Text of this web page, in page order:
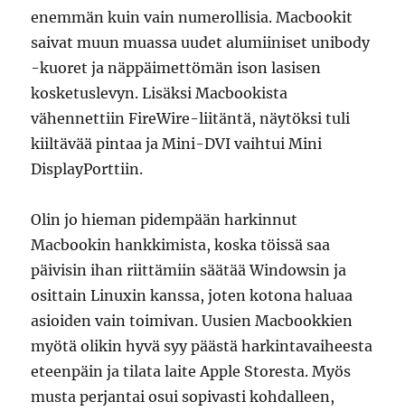
enemmän kuin vain numerollisia. Macbookit
saivat muun muassa uudet alumiiniset unibody
-kuoret ja näppäimettömän ison lasisen
kosketuslevyn. Lisäksi Macbookista
vähennettiin FireWire-liitäntä, näytöksi tuli
kiiltävää pintaa ja Mini-DVI vaihtui Mini
DisplayPorttiin.
Olin jo hieman pidempään harkinnut
Macbookin hankkimista, koska töissä saa
päivisin ihan riittämiin säätää Windowsin ja
osittain Linuxin kanssa, joten kotona haluaa
asioiden vain toimivan. Uusien Macbookkien
myötä olikin hyvä syy päästä harkintavaiheesta
eteenpäin ja tilata laite Apple Storesta. Myös
musta perjantai osui sopivasti kohdalleen,